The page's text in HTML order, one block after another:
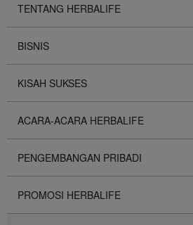
TENTANG HERBALIFE
BISNIS
KISAH SUKSES
ACARA-ACARA HERBALIFE
PENGEMBANGAN PRIBADI
PROMOSI HERBALIFE